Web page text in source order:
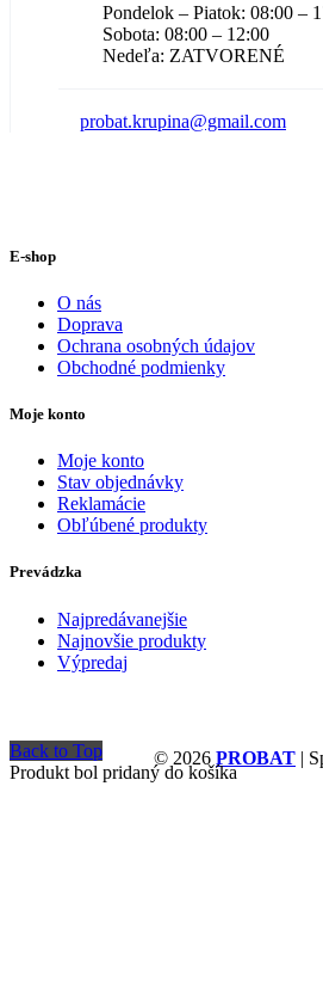
Pondelok – Piatok: 08:00 –
Sobota: 08:00 – 12:00
Nedeľa: ZATVORENÉ
probat.krupina@gmail.com
E-shop
O nás
Doprava
Ochrana osobných údajov
Obchodné podmienky
Moje konto
Moje konto
Stav objednávky
Reklamácie
Obľúbené produkty
Prevádzka
Najpredávanejšie
Najnovšie produkty
Výpredaj
© 2026 PROBAT |
Back to Top
Produkt bol pridaný do košíka